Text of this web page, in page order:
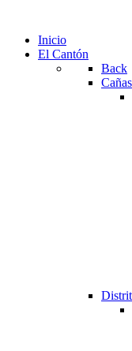
Inicio
El Cantón
Back
Cañas